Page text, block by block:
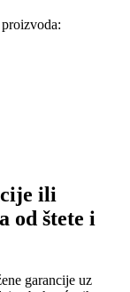
ili
od štete i
garancije uz